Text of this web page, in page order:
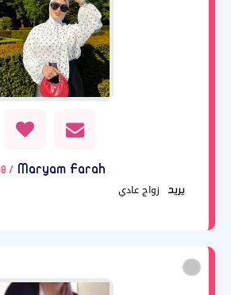
Maryam Farah
/ 38
يريد
زواج عادي